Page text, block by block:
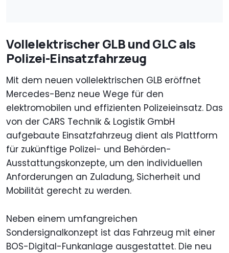
Vollelektrischer GLB und GLC als
Polizei-Einsatzfahrzeug
Mit dem neuen vollelektrischen GLB eröffnet
Mercedes-Benz neue Wege für den
elektromobilen und effizienten Polizeieinsatz. Das
von der CARS Technik & Logistik GmbH
aufgebaute Einsatzfahrzeug dient als Plattform
für zukünftige Polizei- und Behörden-
Ausstattungskonzepte, um den individuellen
Anforderungen an Zuladung, Sicherheit und
Mobilität gerecht zu werden.
Neben einem umfangreichen
Sondersignalkonzept ist das Fahrzeug mit einer
BOS-Digital-Funkanlage ausgestattet. Die neu